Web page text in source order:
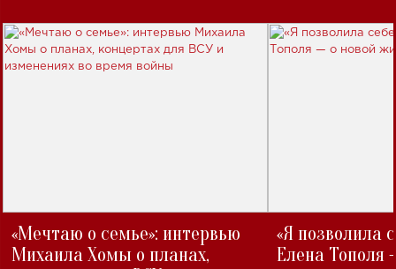
«Мечтаю о семье»: интервью
Михаила Хомы о планах,
«Я позволила
Елена Тополя